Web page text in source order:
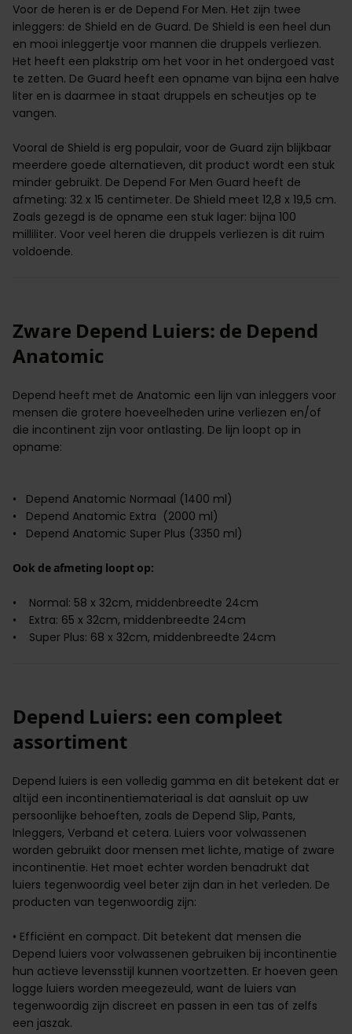
Voor de heren is er de Depend For Men. Het zijn twee
inleggers: de Shield en de Guard. De Shield is een heel dun
en mooi inleggertje voor mannen die druppels verliezen.
Het heeft een plakstrip om het voor in het ondergoed vast
te zetten. De Guard heeft een opname van bijna een halve
liter en is daarmee in staat druppels en scheutjes op te
vangen.
Vooral de Shield is erg populair, voor de Guard zijn blijkbaar
meerdere goede alternatieven, dit product wordt een stuk
minder gebruikt. De Depend For Men Guard heeft de
afmeting: 32 x 15 centimeter. De Shield meet 12,8 x 19,5 cm.
Zoals gezegd is de opname een stuk lager: bijna 100
milliliter. Voor veel heren die druppels verliezen is dit ruim
voldoende.
Zware Depend Luiers: de Depend
Anatomic
Depend heeft met de Anatomic een lijn van inleggers voor
mensen die grotere hoeveelheden urine verliezen en/of
die incontinent zijn voor ontlasting. De lijn loopt op in
opname:
• Depend Anatomic Normaal (1400 ml)
• Depend Anatomic Extra (2000 ml)
• Depend Anatomic Super Plus (3350 ml)
Ook de afmeting loopt op:
• Normal: 58 x 32cm, middenbreedte 24cm
• Extra: 65 x 32cm, middenbreedte 24cm
• Super Plus: 68 x 32cm, middenbreedte 24cm
Depend Luiers: een compleet
assortiment
Depend luiers is een volledig gamma en dit betekent dat er
altijd een incontinentiemateriaal is dat aansluit op uw
persoonlijke behoeften, zoals de Depend Slip, Pants,
Inleggers, Verband et cetera. Luiers voor volwassenen
worden gebruikt door mensen met lichte, matige of zware
incontinentie. Het moet echter worden benadrukt dat
luiers tegenwoordig veel beter zijn dan in het verleden. De
producten van tegenwoordig zijn:
• Efficiënt en compact. Dit betekent dat mensen die
Depend luiers voor volwassenen gebruiken bij incontinentie
hun actieve levensstijl kunnen voortzetten. Er hoeven geen
logge luiers worden meegezeuld, want de luiers van
tegenwoordig zijn discreet en passen in een tas of zelfs
een jaszak.